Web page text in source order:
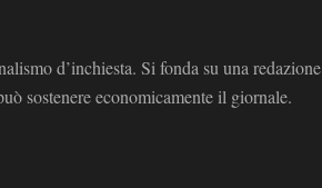
d’inchiesta. Si fonda su una redazione
sostenere economicamente il giornale.